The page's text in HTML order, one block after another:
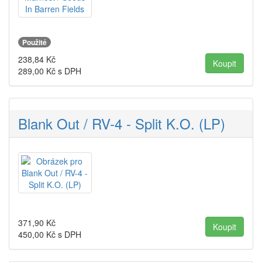
Použité
238,84 Kč
289,00 Kč s DPH
Blank Out / RV-4 - Split K.O. (LP)
371,90 Kč
450,00 Kč s DPH